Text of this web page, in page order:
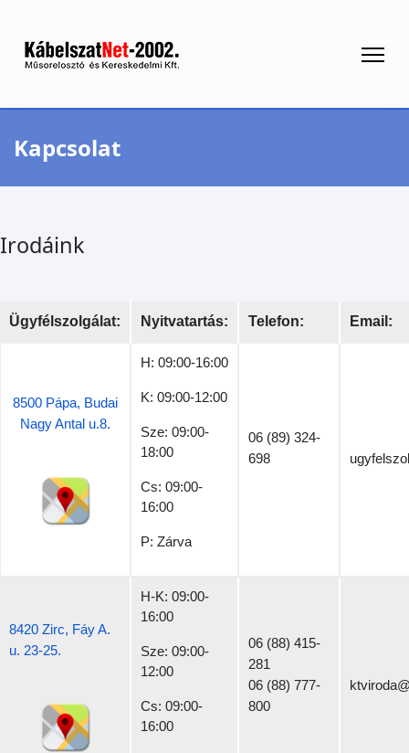
Kapcsolat
Irodáink
Ügyfélszolgálat: Nyitvatartás: Telefon: Email:
8500 Pápa, Budai
Nagy Antal u.8.
H: 09:00-16:00
K: 09:00-12:00
Sze: 09:00-
18:00
Cs: 09:00-
16:00
P: Zárva
06 (89) 324-
698
8420 Zirc, Fáy A.
u. 23-25.
H-K: 09:00-
16:00
Sze: 09:00-
12:00
Cs: 09:00-
16:00
06 (88) 415-
281
06 (88) 777-
800